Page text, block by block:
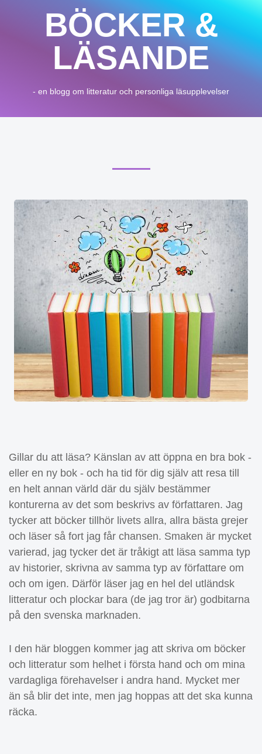
BÖCKER &
LÄSANDE
- en blogg om litteratur och personliga läsupplevelser
Gillar du att läsa? Känslan av att öppna en bra bok -
eller en ny bok - och ha tid för dig själv att resa till
en helt annan värld där du själv bestämmer
konturerna av det som beskrivs av författaren. Jag
tycker att böcker tillhör livets allra, allra bästa grejer
och läser så fort jag får chansen. Smaken är mycket
varierad, jag tycker det är tråkigt att läsa samma typ
av historier, skrivna av samma typ av författare om
och om igen. Därför läser jag en hel del utländsk
litteratur och plockar bara (de jag tror är) godbitarna
på den svenska marknaden.
I den här bloggen kommer jag att skriva om böcker
och litteratur som helhet i första hand och om mina
vardagliga förehavelser i andra hand. Mycket mer
än så blir det inte, men jag hoppas att det ska kunna
räcka.